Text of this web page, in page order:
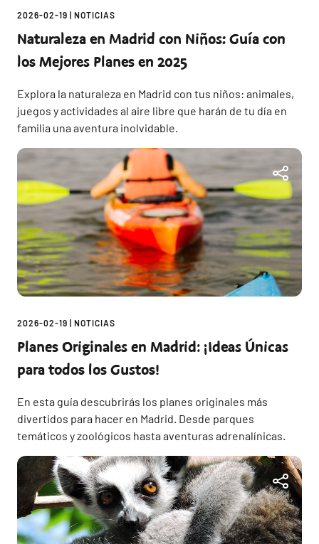
2026-02-19 NOTICIAS
Naturaleza en Madrid con Niños: Guía con
los Mejores Planes en 2025
Explora la naturaleza en Madrid con tus niños: animales,
juegos y actividades al aire libre que harán de tu día en
familia una aventura inolvidable.
2026-02-19 NOTICIAS
Planes Originales en Madrid: ¡Ideas Únicas
para todos los Gustos!
En esta guía descubrirás los planes originales más
divertidos para hacer en Madrid. Desde parques
temáticos y zoológicos hasta aventuras adrenalínicas.